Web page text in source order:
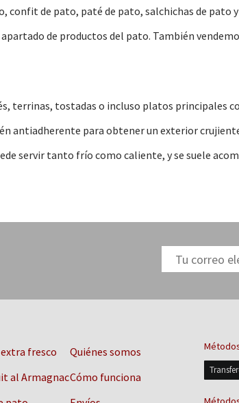
de pato, paté de pato, salchichas de pato y
de productos del pato. También
terrinas, tostadas o incluso platos principales
antiadherente para obtener un exterior
servir tanto frío como caliente, y se suele
fresco
al Armagnac
Quiénes somos
Cómo funciona